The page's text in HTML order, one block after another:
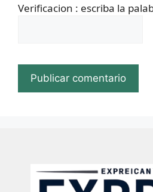
Verificacion : escriba la